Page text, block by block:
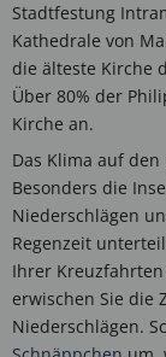
Stadtfestung
Kathedrale von
die älteste Kirche
Über 80% der
Kirche an.
Das Klima auf
Besonders die
Niederschlägen
Regenzeit
Ihrer
erwischen Sie die
Niederschlägen.